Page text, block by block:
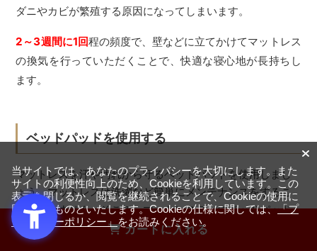
カートに入れる
ダニやカビが繁殖する原因になってしまいます。
2～3週間に1回程の頻度で、壁などに立てかけてマットレス
の換気を行っていただくことで、快適な寝心地が長持ちし
ます。
ベッドパッドを使用する
マットレスを汗や汚れから守るベッドパッドを使用しまし
ょう。マットレスは洗濯など簡単にメンテナンスをするこ
とができません。そこで、マットレスの上にベッドパッド
を敷いて、マットレス本体を汗や汚れから守る必要があり
ます。たとえベッドパッドが汚れてしまっても、こまめに
当サイトでは、あなたのプライバシーを大切にします。また
サイトの利便性向上のため、Cookieを利用しています。この
表示を閉じるか、閲覧を継続されることで、Cookieの使用に
同意するものといたします。Cookieの仕様に関しては、「プ
ライバシーポリシー」をお読みください。